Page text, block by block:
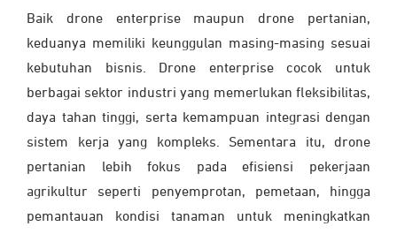
Baik drone enterprise maupun drone pertanian,
keduanya memiliki keunggulan masing-masing sesuai
kebutuhan bisnis. Drone enterprise cocok untuk
berbagai sektor industri yang memerlukan fleksibilitas,
daya tahan tinggi, serta kemampuan integrasi dengan
sistem kerja yang kompleks. Sementara itu, drone
pertanian lebih fokus pada efisiensi pekerjaan
agrikultur seperti penyemprotan, pemetaan, hingga
pemantauan kondisi tanaman untuk meningkatkan